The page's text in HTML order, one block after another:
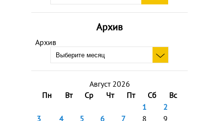
Архив
Архив
Август 2026
Пн
Вт Ср Чт Пт Сб
Вс
1
2
3
4 5 6 7 8
9